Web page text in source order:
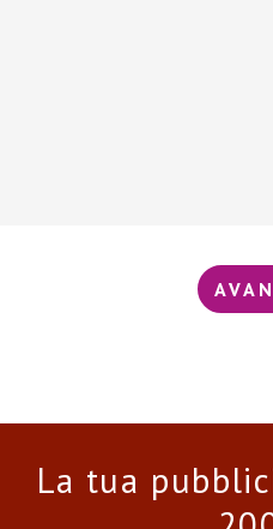
La tua